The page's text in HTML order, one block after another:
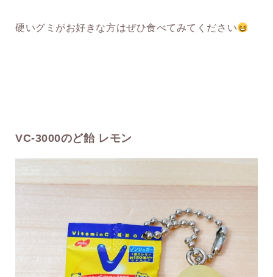
硬いグミがお好きな方はぜひ食べてみてください
VC-3000のど飴 レモン